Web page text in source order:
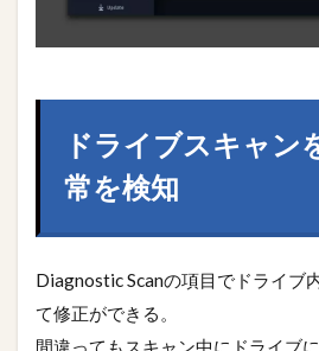
ドライブスキャン
常を検知
Diagnostic Scanの項目でドライブ
て修正ができる。
間違ってもスキャン中にドライブ